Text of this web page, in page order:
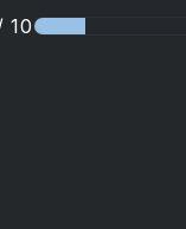
10